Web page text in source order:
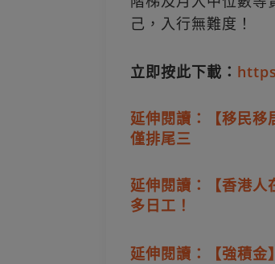
己，入行無難度！
立即按此下載：
延伸閱讀：【移民
僅排尾三
延伸閱讀：【香港人
多日工！
延伸閱讀：【強積